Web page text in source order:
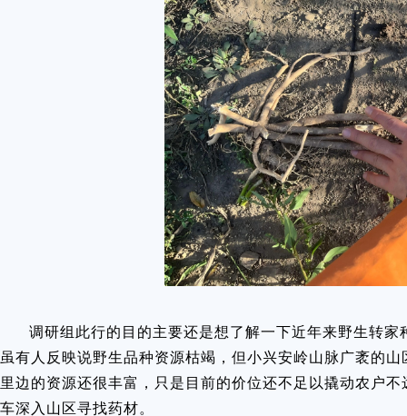
调研组此行的目的主要还是想了解一下近年来野生转
虽有人反映说野生品种资源枯竭，但小兴安岭山脉广袤的
里边的资源还很丰富，只是目前的价位还不足以撬动农户
车深入山区寻找药材。